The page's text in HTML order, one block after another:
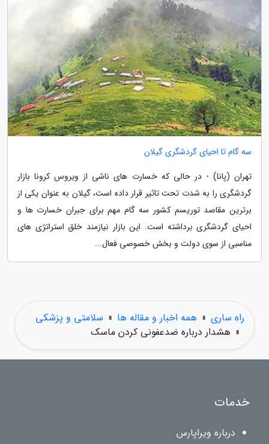
سه گام تا احیای گردشگری گیلان
تهران (پانا) - در حالی که خسارت های ناشی از ویروس کرونا بازار
گردشگری را به شدت تحت تاثیر قرار داده است، گیلان به عنوان یکی از
برترین مقاصد توریسم کشور سه گام مهم برای جبران خسارت ها و
احیای گردشگری برداشته است. این بازار نیازمند خلق استراتژی های
مناسبی از سوی دولت و بخش خصوصی فعال...
راه ساری » همه اخبار و مقاله ها » سلامتی و پزشکی
» هشدار درباره ضدعفونی کردن ماسک
خدمات
درباره ویراپارس